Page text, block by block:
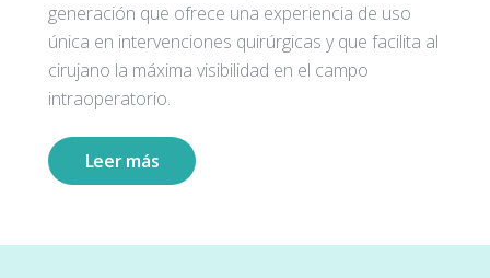
generación que ofrece una experiencia de uso
única en intervenciones quirúrgicas y que facilita al
cirujano la máxima visibilidad en el campo
intraoperatorio.
Leer más